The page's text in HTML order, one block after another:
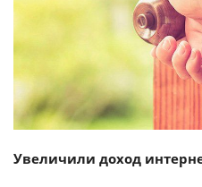
Смотреть
Увеличили доход